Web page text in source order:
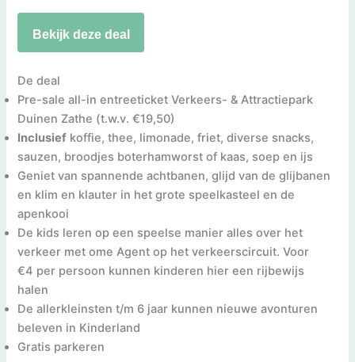
Bekijk deze deal
De deal
Pre-sale all-in entreeticket Verkeers- & Attractiepark
Duinen Zathe (t.w.v. €19,50)
Inclusief koffie, thee, limonade, friet, diverse snacks,
sauzen, broodjes boterhamworst of kaas, soep en ijs
Geniet van spannende achtbanen, glijd van de glijbanen
en klim en klauter in het grote speelkasteel en de
apenkooi
De kids leren op een speelse manier alles over het
verkeer met ome Agent op het verkeerscircuit. Voor
€4 per persoon kunnen kinderen hier een rijbewijs
halen
De allerkleinsten t/m 6 jaar kunnen nieuwe avonturen
beleven in Kinderland
Gratis parkeren